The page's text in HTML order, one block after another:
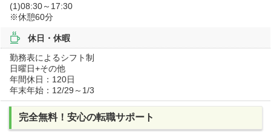
(1)08:30～17:30
※休憩60分
休日・休暇
勤務表によるシフト制
日曜日+その他
年間休日：120日
年末年始：12/29～1/3
完全無料！安心の転職サポート